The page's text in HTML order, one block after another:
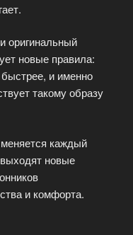
оригинальный
новые правила:
и именно
такому образу
каждый
новые
и комфорта.